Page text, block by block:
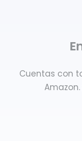
Cuentas con